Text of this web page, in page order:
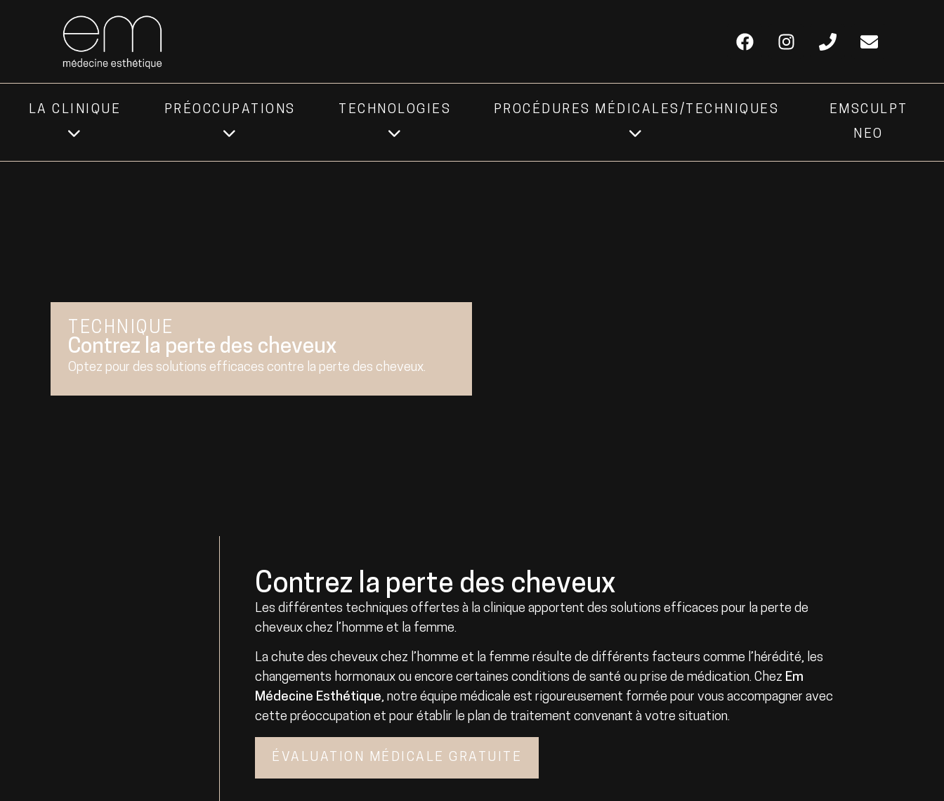
LA CLINIQUE PRÉOCCUPATIONS TECHNOLOGIES PROCÉDURES MÉDICALES/TECHNIQUES
EMSCULPT
NEO
TECHNIQUE
Contrez la perte des cheveux
Optez pour des solutions efficaces contre la perte des cheveux.
Contrez la perte des cheveux
Les différentes techniques offertes à la clinique apportent des solutions efficaces pour la perte de
cheveux chez l’homme et la femme.
La chute des cheveux chez l’homme et la femme résulte de différents facteurs comme l’hérédité, les
changements hormonaux ou encore certaines conditions de santé ou prise de médication. Chez Em
Médecine Esthétique, notre équipe médicale est rigoureusement formée pour vous accompagner avec
cette préoccupation et pour établir le plan de traitement convenant à votre situation.
ÉVALUATION MÉDICALE GRATUITE